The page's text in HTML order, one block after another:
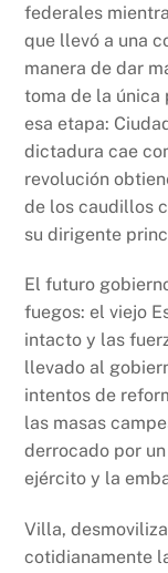
federales
que llevó a una
manera de dar
toma de la única
esa etapa:
dictadura cae
revolución
de los caudillos
su dirigente
El futuro
fuegos: el viejo
intacto y las
llevado al
intentos de
las masas
derrocado por
ejército y la
Villa,
cotidianamente